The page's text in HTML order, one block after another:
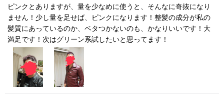
ピンクとありますが、量を少なめに使うと、そんなに奇抜になり
ません！少し量を足せば、ピンクになります！整髪の成分が私の
髪質にあっているのか、ベタつかないのも、かなりいいです！大
満足です！次はグリーン系試したいと思ってます！